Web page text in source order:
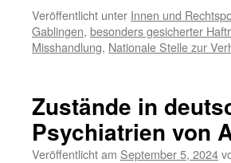
Veröffentlicht unter Innen und
Gablingen, besonders gesicherter
Misshandlung, Nationale Stelle zur
Zustände in
Psychiatrien von
Veröffentlicht am September 5, 2024